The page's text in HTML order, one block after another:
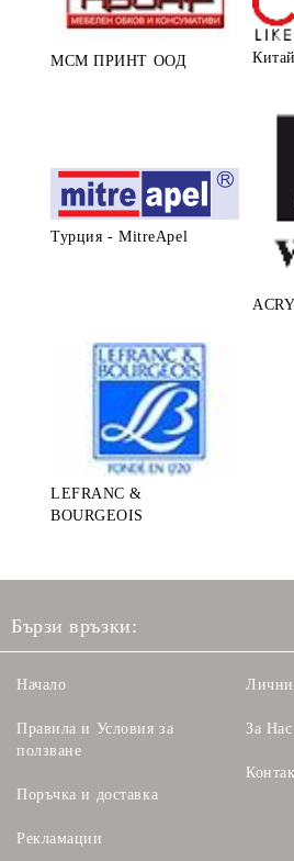
МСМ ПРИНТ ООД Китай
Турция - MitreApel
LEFRANC &
BOURGEOIS
Бързи връзки:
Начало
Правила и Условия за
ползване
Поръчка и доставка
Рекламации
За Нас